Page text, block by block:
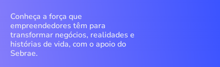
Conheça a força que
empreendedores têm para
transformar negócios, realidades e
histórias de vida, com o apoio do
Sebrae.